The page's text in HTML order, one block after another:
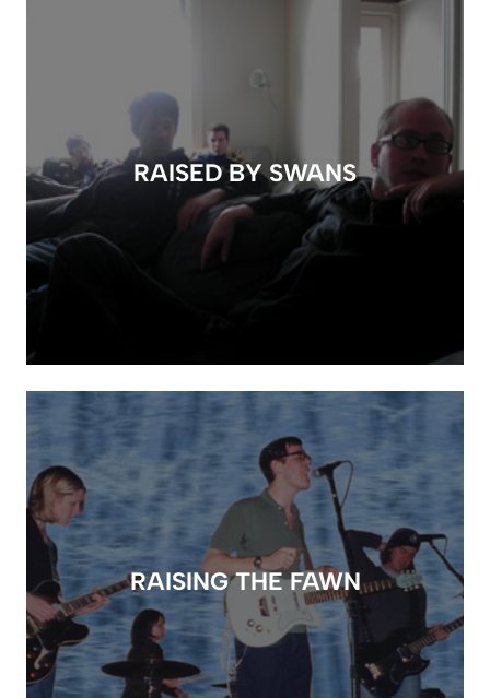
RAISED BY SWANS
RAISING THE FAWN